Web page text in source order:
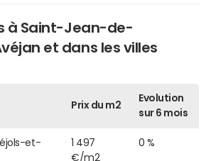
à Saint-Jean-de-
et dans les villes
Prix du m2
Evolution
sur 6 mois
et-
1 497
€/m2
0 %